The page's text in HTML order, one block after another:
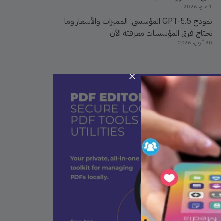
1 مايو، 2026
نموذج GPT-5.5 المؤسسي: المميزات والأسعار وما
تحتاج فرق المؤسسات معرفته الآن
30 أبريل، 2026